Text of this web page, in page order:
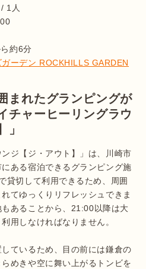
1人
約6分
ガーデン ROCKHILLS GARDEN
まれたグランピングが
チャーヒーリングラウ
」
ンジ【ジ・アウト】」は、川崎市
ある宿泊できるグランピング施
貸切して利用できるため、周囲
てゆっくりリフレッシュできま
あることから、21:00以降は大
用しなければなりません。
ているため、目の前には鎌倉の
めきや空に舞い上がるトンビを